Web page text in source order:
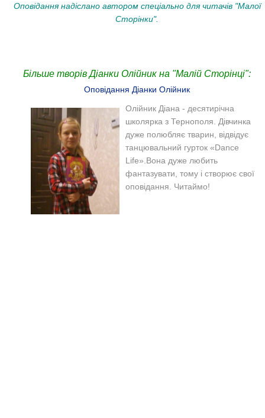
Оповідання надіслано автором спеціально для читачів "Малої
Сторінки".
Більше творів Діанки Олійник на "Малій Сторінці":
Оповідання Діанки Олійник
Олійник Діана - десятирічна
школярка з Тернополя. Дівчинка
дуже полюбляє тварин, відвідує
танцювальний гурток «Dance
Life».Вона дуже любить
фантазувати, тому і створює свої
оповідання. Читаймо!